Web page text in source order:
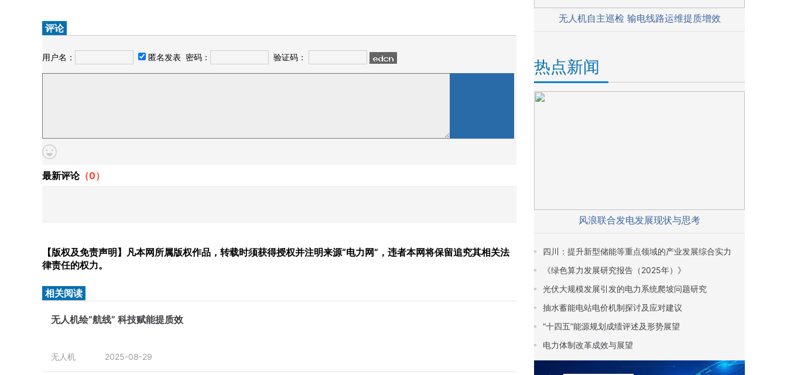
评论
用户名： 匿名发表 密码： 验证码：
最新评论（0）
【版权及免责声明】凡本网所属版权作品，转载时须获得授权并注明来源“电力网”，违者本网将保留追究其相关法
律责任的权力。
相关阅读
无人机绘“航线” 科技赋能提质效
无人机 2025-08-29
无人机自主巡检 输电线路运维提质增效
热点新闻
风浪联合发电发展现状与思考
四川：提升新型储能等重点领域的产业发展综合实力
《绿色算力发展研究报告（2025年）》
光伏大规模发展引发的电力系统爬坡问题研究
抽水蓄能电站电价机制探讨及应对建议
“十四五”能源规划成绩评述及形势展望
电力体制改革成效与展望